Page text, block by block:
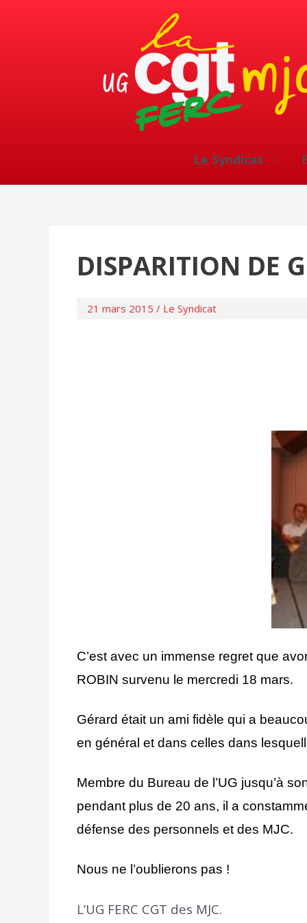
Le Syndicat
DISPARITION DE
21 mars 2015 / Le Syndicat
C’est avec un immense regret que
ROBIN survenu le mercredi 18 mars.
Gérard était un ami fidèle qui a
en général et dans celles dans
Membre du Bureau de l’UG jusqu’à
pendant plus de 20 ans, il a
défense des personnels et des MJC.
Nous ne l’oublierons pas !
L’UG FERC CGT des MJC.